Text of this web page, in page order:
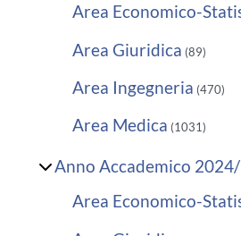
Area Economico-
Area Giuridica (89)
Area Ingegneria (470)
Area Medica (1031)
Anno Accademico
Area Economico-